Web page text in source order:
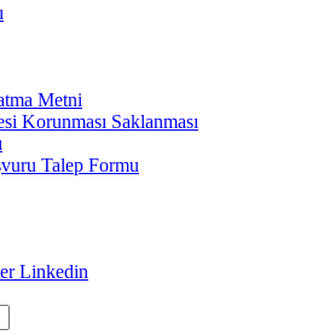
Metni
Korunması Saklanması
Talep Formu
Linkedin